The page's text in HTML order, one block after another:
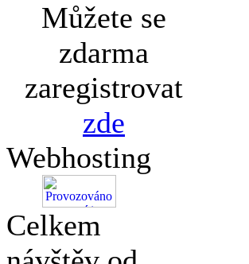
Můžete se
zdarma
zaregistrovat
zde
Webhosting
Celkem